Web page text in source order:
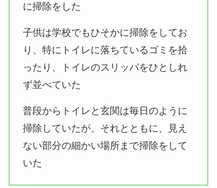
に掃除をした
子供は学校でもひそかに掃除をしてお
り、特にトイレに落ちているゴミを拾
ったり、トイレのスリッパをひとしれ
ず並べていた
普段からトイレと玄関は毎日のように
掃除していたが、それとともに、見え
ない部分の細かい場所まで掃除をして
いた